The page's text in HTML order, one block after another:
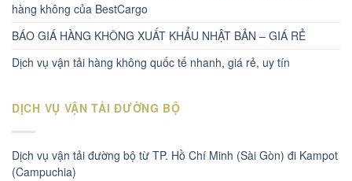
hàng không của BestCargo
BÁO GIÁ HÀNG KHÔNG XUẤT KHẨU NHẬT BẢN – GIÁ RẺ
Dịch vụ vận tải hàng không quốc tế nhanh, giá rẻ, uy tín
DỊCH VỤ VẬN TẢI ĐƯỜNG BỘ
Dịch vụ vận tải đường bộ từ TP. Hồ Chí Minh (Sài Gòn) đi Kampot
(Campuchia)